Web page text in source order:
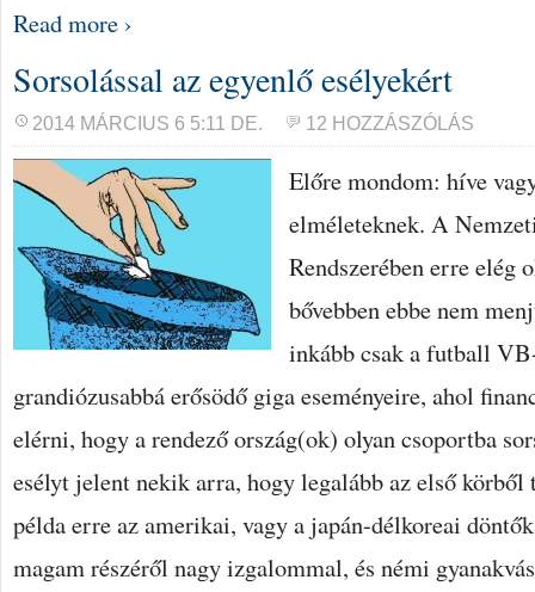
Read more ›
Sorsolással az egyenlő esélyekért
2014 MÁRCIUS 6 5:11 DE. 12 HOZZÁSZÓLÁS
Előre mondom: híve
elméleteknek. A
Rendszerében erre elég
bővebben ebbe nem
inkább csak a futball
grandiózusabbá erősödő giga eseményeire, ahol
elérni, hogy a rendező ország(ok) olyan csoportba
esélyt jelent nekik arra, hogy legalább az első körből
példa erre az amerikai, vagy a japán-délkoreai
magam részéről nagy izgalommal, és némi